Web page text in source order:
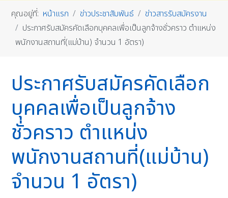
คุณอยู่ที่: หน้าแรก ข่าวประชาสัมพันธ์
ข่าวสารรับสมัครงาน
ประกาศรับสมัครคัดเลือกบุคคลเพื่อเป็นลูกจ้างชั่วคราว ตำแหน่ง
พนักงานสถานที่(แม่บ้าน) จำนวน 1 อัตรา)
ประกาศรับสมัครคัดเลือก
บุคคลเพื่อเป็นลูกจ้าง
ชั่วคราว ตำแหน่ง
พนักงานสถานที่(แม่บ้าน)
จำนวน 1 อัตรา)